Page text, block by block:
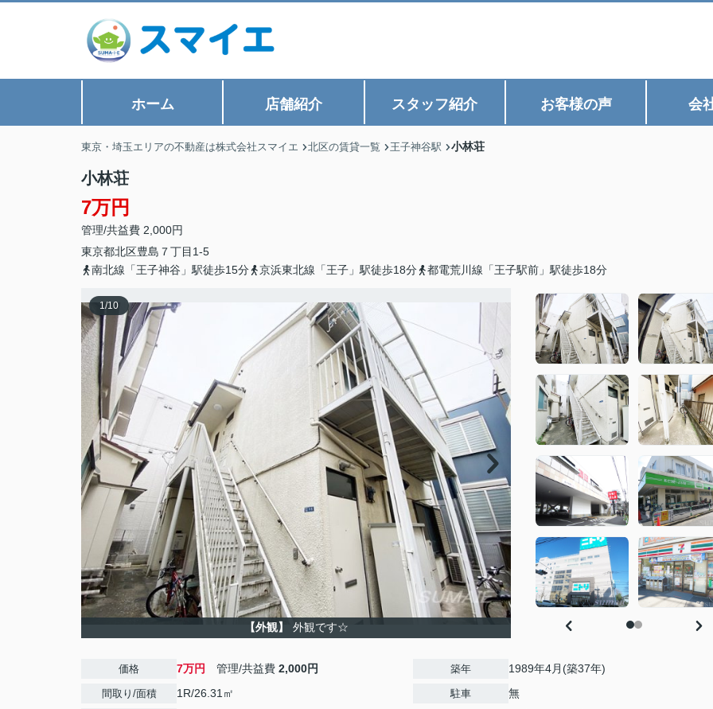
ホーム 店舗紹介 スタッフ紹介 お客様の声 会
東京・埼玉エリアの不動産は株式会社スマイエ 北区の賃貸一覧 王子神谷駅 小林荘
小林荘
7万円
管理/共益費 2,000円
東京都北区豊島 ７丁目1-5
南北線「王子神谷」駅徒歩15分
京浜東北線「王子」駅徒歩18分 都電荒川線「王子駅前」駅徒歩18分
1/10
【外観】 外観です☆
価格 7万円 管理/共益費 2,000円
間取り/面積 1R/26.31㎡
築年 1989年4月(築37年)
駐車 無